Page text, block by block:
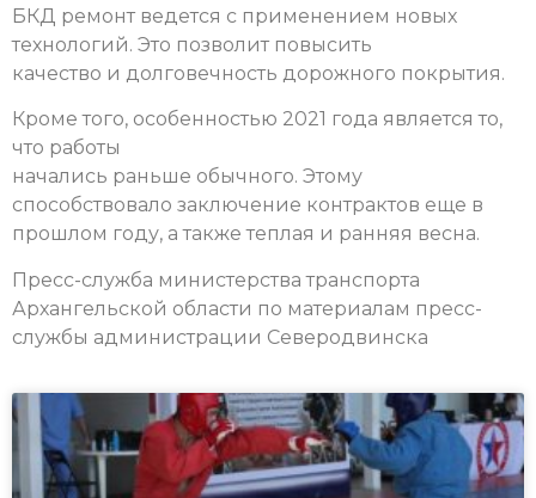
БКД ремонт ведется с применением новых
технологий. Это позволит повысить
качество и долговечность дорожного покрытия.
Кроме того, особенностью 2021 года является то,
что работы
начались раньше обычного. Этому
способствовало заключение контрактов еще в
прошлом году, а также теплая и ранняя весна.
Пресс-служба министерства транспорта
Архангельской области по материалам пресс-
службы администрации Северодвинска